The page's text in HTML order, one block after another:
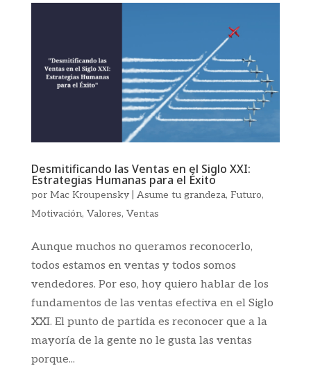
Desmitificando las Ventas en el Siglo XXI:
Estrategias Humanas para el Éxito
por Mac Kroupensky| Asume tu grandeza, Futuro,
Motivación, Valores, Ventas
Aunque muchos no queramos reconocerlo,
todos estamos en ventas y todos somos
vendedores. Por eso, hoy quiero hablar de los
fundamentos de las ventas efectiva en el Siglo
XXI. El punto de partida es reconocer que a la
mayoría de la gente no le gusta las ventas
porque...